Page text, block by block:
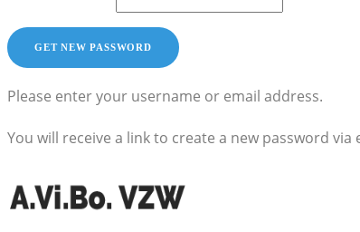
Please enter your username or email address.
You will receive a link to create a new password via